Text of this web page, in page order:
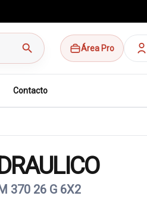
search Área Pro
Contacto
370 26 G 6X2